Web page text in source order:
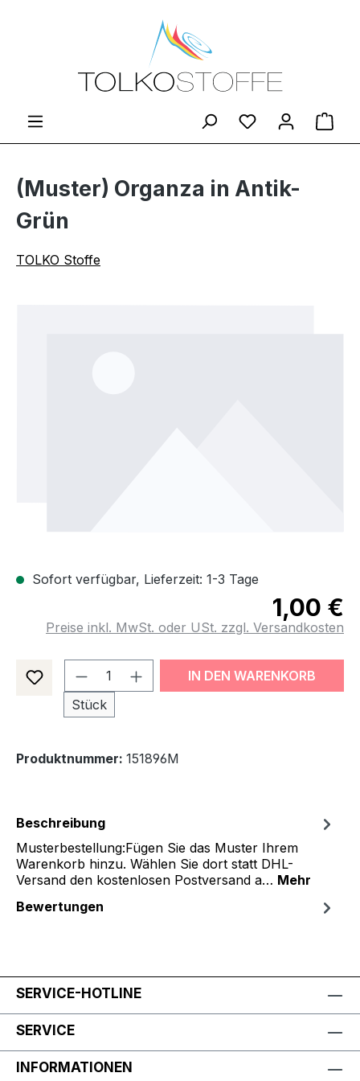
Zum Hauptinhalt springen
Du hast 0
(Muster) Organza in Antik-
Grün
TOLKO Stoffe
Sofort verfügbar, Lieferzeit: 1-3 Tage
1,00 €
Preise inkl. MwSt. oder USt. zzgl. Versandkosten
Produkt Anzahl: Gib den
Stück
IN DEN WARENKORB
Produktnummer: 151896M
Beschreibung
Musterbestellung:Fügen Sie das Muster Ihrem
Warenkorb hinzu. Wählen Sie dort statt DHL-
Versand den kostenlosen Postversand a… Mehr
Bewertungen
SERVICE-HOTLINE
SERVICE
INFORMATIONEN